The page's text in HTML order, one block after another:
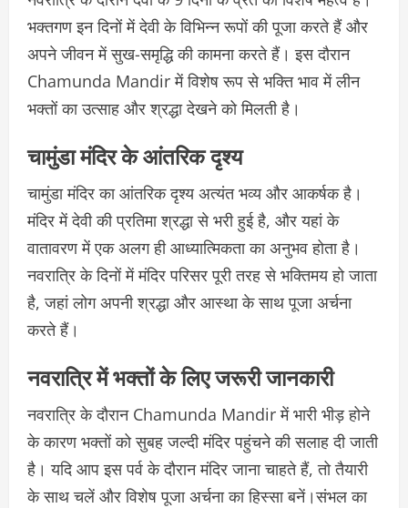
भक्तगण इन दिनों में देवी के विभिन्न रूपों की पूजा करते हैं और
अपने जीवन में सुख-समृद्धि की कामना करते हैं। इस दौरान
Chamunda Mandir में विशेष रूप से भक्ति भाव में लीन
भक्तों का उत्साह और श्रद्धा देखने को मिलती है।
चामुंडा मंदिर के आंतरिक दृश्य
चामुंडा मंदिर का आंतरिक दृश्य अत्यंत भव्य और आकर्षक है।
मंदिर में देवी की प्रतिमा श्रद्धा से भरी हुई है, और यहां के
वातावरण में एक अलग ही आध्यात्मिकता का अनुभव होता है।
नवरात्रि के दिनों में मंदिर परिसर पूरी तरह से भक्तिमय हो जाता
है, जहां लोग अपनी श्रद्धा और आस्था के साथ पूजा अर्चना
करते हैं।
नवरात्रि में भक्तों के लिए जरूरी जानकारी
नवरात्रि के दौरान Chamunda Mandir में भारी भीड़ होने
के कारण भक्तों को सुबह जल्दी मंदिर पहुंचने की सलाह दी जाती
है। यदि आप इस पर्व के दौरान मंदिर जाना चाहते हैं, तो तैयारी
के साथ चलें और विशेष पूजा अर्चना का हिस्सा बनें।संभल का